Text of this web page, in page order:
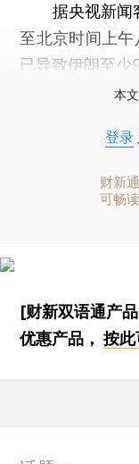
据央视新闻客
至北京时间上
已导致伊朗至少
本
登录
财新
可畅
[财新双语通产
优惠产品，按此